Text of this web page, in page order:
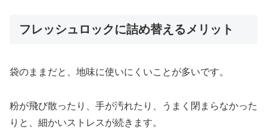
フレッシュロックに詰め替えるメリット
袋のままだと、地味に使いにくいことが多いです。
粉が飛び散ったり、手が汚れたり、うまく閉まらなかった
りと、細かいストレスが続きます。